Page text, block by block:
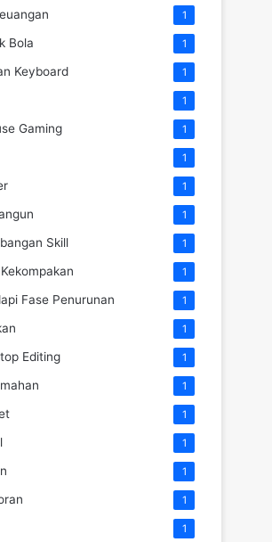
1
Bola 1
Keyboard 1
1
Gaming 1
1
1
1
Skill 1
1
Fase Penurunan 1
1
Editing 1
1
1
1
1
1
1